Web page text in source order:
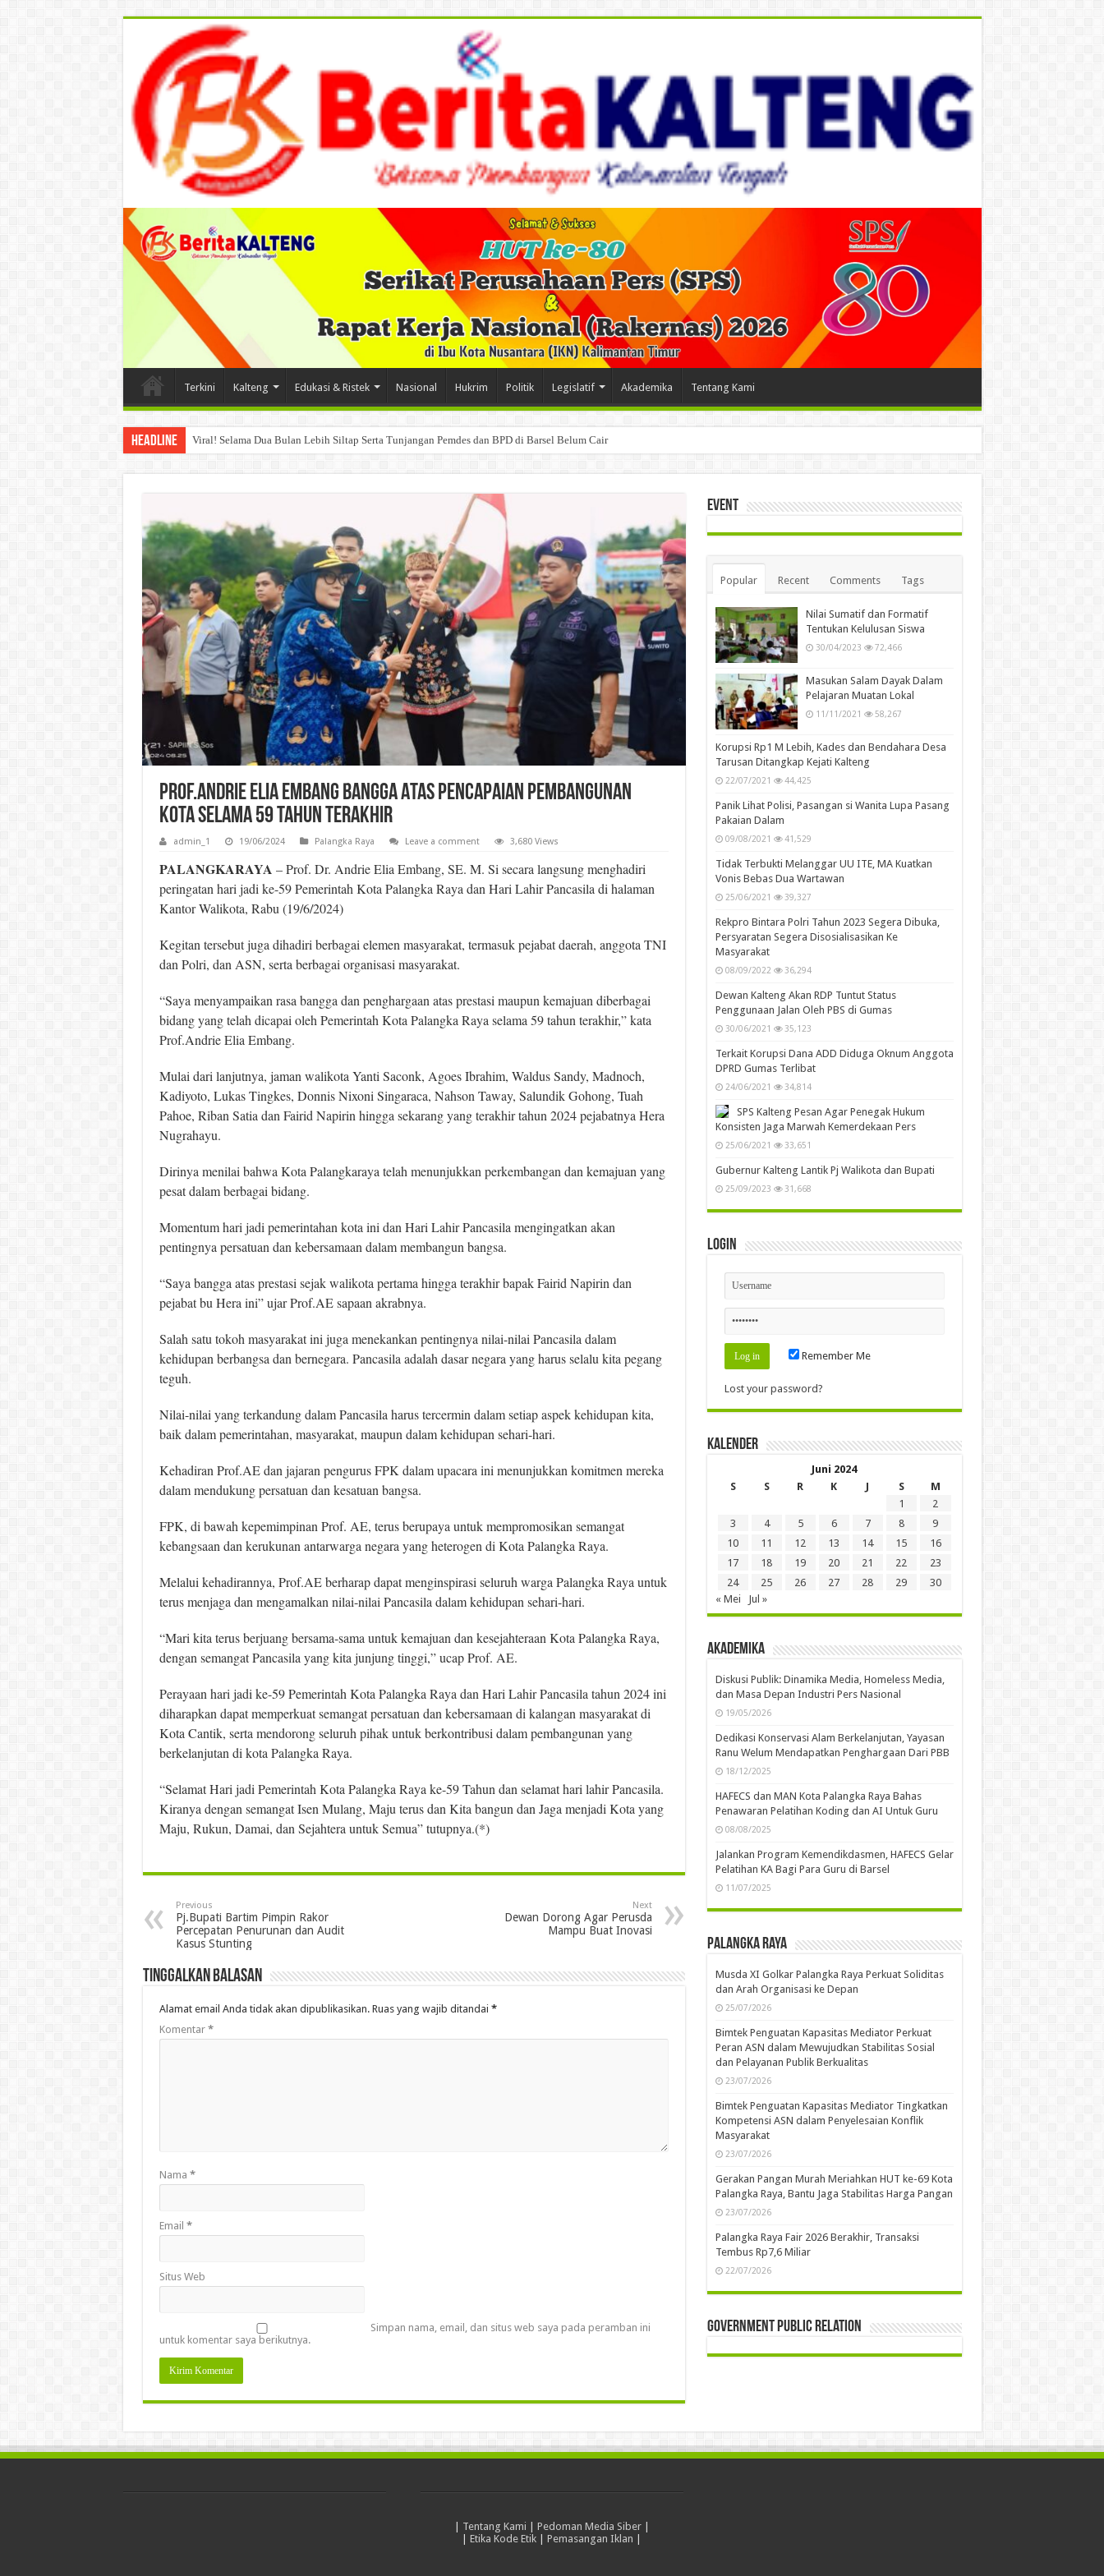
Terkini Kalteng Edukasi & Ristek Nasional Hukrim Politik Legislatif Akademika Tentang Kami
Headline Viral! Selama Dua Bulan Lebih Siltap Serta Tunjangan Pemdes dan BPD di Barsel Belum Cair
Prof.Andrie Elia Embang Bangga Atas Pencapaian Pembangunan
Kota Selama 59 Tahun Terakhir
admin_1 19/06/2024 Palangka Raya Leave a comment 3,680 Views
PALANGKARAYA – Prof. Dr. Andrie Elia Embang, SE. M. Si secara langsung menghadiri
peringatan hari jadi ke-59 Pemerintah Kota Palangka Raya dan Hari Lahir Pancasila di halaman
Kantor Walikota, Rabu (19/6/2024)
Kegitan tersebut juga dihadiri berbagai elemen masyarakat, termasuk pejabat daerah, anggota TNI
dan Polri, dan ASN, serta berbagai organisasi masyarakat.
“Saya menyampaikan rasa bangga dan penghargaan atas prestasi maupun kemajuan diberbagai
bidang yang telah dicapai oleh Pemerintah Kota Palangka Raya selama 59 tahun terakhir,” kata
Prof.Andrie Elia Embang.
Mulai dari lanjutnya, jaman walikota Yanti Saconk, Agoes Ibrahim, Waldus Sandy, Madnoch,
Kadiyoto, Lukas Tingkes, Donnis Nixoni Singaraca, Nahson Taway, Salundik Gohong, Tuah
Pahoe, Riban Satia dan Fairid Napirin hingga sekarang yang terakhir tahun 2024 pejabatnya Hera
Nugrahayu.
Dirinya menilai bahwa Kota Palangkaraya telah menunjukkan perkembangan dan kemajuan yang
pesat dalam berbagai bidang.
Momentum hari jadi pemerintahan kota ini dan Hari Lahir Pancasila mengingatkan akan
pentingnya persatuan dan kebersamaan dalam membangun bangsa.
“Saya bangga atas prestasi sejak walikota pertama hingga terakhir bapak Fairid Napirin dan
pejabat bu Hera ini” ujar Prof.AE sapaan akrabnya.
Salah satu tokoh masyarakat ini juga menekankan pentingnya nilai-nilai Pancasila dalam
kehidupan berbangsa dan bernegara. Pancasila adalah dasar negara yang harus selalu kita pegang
teguh.
Nilai-nilai yang terkandung dalam Pancasila harus tercermin dalam setiap aspek kehidupan kita,
baik dalam pemerintahan, masyarakat, maupun dalam kehidupan sehari-hari.
Kehadiran Prof.AE dan jajaran pengurus FPK dalam upacara ini menunjukkan komitmen mereka
dalam mendukung persatuan dan kesatuan bangsa.
FPK, di bawah kepemimpinan Prof. AE, terus berupaya untuk mempromosikan semangat
kebangsaan dan kerukunan antarwarga negara yang heterogen di Kota Palangka Raya.
Melalui kehadirannya, Prof.AE berharap dapat menginspirasi seluruh warga Palangka Raya untuk
terus menjaga dan mengamalkan nilai-nilai Pancasila dalam kehidupan sehari-hari.
“Mari kita terus berjuang bersama-sama untuk kemajuan dan kesejahteraan Kota Palangka Raya,
dengan semangat Pancasila yang kita junjung tinggi,” ucap Prof. AE.
Perayaan hari jadi ke-59 Pemerintah Kota Palangka Raya dan Hari Lahir Pancasila tahun 2024 ini
diharapkan dapat memperkuat semangat persatuan dan kebersamaan di kalangan masyarakat di
Kota Cantik, serta mendorong seluruh pihak untuk berkontribusi dalam pembangunan yang
berkelanjutan di kota Palangka Raya.
“Selamat Hari jadi Pemerintah Kota Palangka Raya ke-59 Tahun dan selamat hari lahir Pancasila.
Kiranya dengan semangat Isen Mulang, Maju terus dan Kita bangun dan Jaga menjadi Kota yang
Maju, Rukun, Damai, dan Sejahtera untuk Semua” tutupnya.(*)
Previous
Pj.Bupati Bartim Pimpin Rakor
Percepatan Penurunan dan Audit
Kasus Stunting
Next
Dewan Dorong Agar Perusda
Mampu Buat Inovasi
Tinggalkan Balasan
Alamat email Anda tidak akan dipublikasikan. Ruas yang wajib ditandai *
Komentar *
Nama *
Email *
Situs Web
Simpan nama, email, dan situs web saya pada peramban ini
untuk komentar saya berikutnya.
Event
Popular Recent Comments Tags
Nilai Sumatif dan Formatif
Tentukan Kelulusan Siswa
30/04/2023 72,466
Masukan Salam Dayak Dalam
Pelajaran Muatan Lokal
11/11/2021 58,267
Korupsi Rp1 M Lebih, Kades dan Bendahara Desa
Tarusan Ditangkap Kejati Kalteng
22/07/2021 44,425
Panik Lihat Polisi, Pasangan si Wanita Lupa Pasang
Pakaian Dalam
09/08/2021 41,529
Tidak Terbukti Melanggar UU ITE, MA Kuatkan
Vonis Bebas Dua Wartawan
25/06/2021 39,327
Rekpro Bintara Polri Tahun 2023 Segera Dibuka,
Persyaratan Segera Disosialisasikan Ke
Masyarakat
08/09/2022 36,294
Dewan Kalteng Akan RDP Tuntut Status
Penggunaan Jalan Oleh PBS di Gumas
30/06/2021 35,123
Terkait Korupsi Dana ADD Diduga Oknum Anggota
DPRD Gumas Terlibat
24/06/2021 34,814
SPS Kalteng Pesan Agar Penegak Hukum
Konsisten Jaga Marwah Kemerdekaan Pers
25/06/2021 33,651
Gubernur Kalteng Lantik Pj Walikota dan Bupati
25/09/2023 31,668
Login
Remember Me
Lost your password?
Kalender
Juni 2024
S
S R K J S
M
1
2
3
4 5 6 7 8
9
10
11 12 13 14 15
16
17
18 19 20 21 22
23
24
25 26 27 28 29
30
« Mei
Jul »
Akademika
Diskusi Publik: Dinamika Media, Homeless Media,
dan Masa Depan Industri Pers Nasional
19/05/2026
Dedikasi Konservasi Alam Berkelanjutan, Yayasan
Ranu Welum Mendapatkan Penghargaan Dari PBB
18/12/2025
HAFECS dan MAN Kota Palangka Raya Bahas
Penawaran Pelatihan Koding dan AI Untuk Guru
08/08/2025
Jalankan Program Kemendikdasmen, HAFECS Gelar
Pelatihan KA Bagi Para Guru di Barsel
11/07/2025
Palangka Raya
Musda XI Golkar Palangka Raya Perkuat Soliditas
dan Arah Organisasi ke Depan
25/07/2026
Bimtek Penguatan Kapasitas Mediator Perkuat
Peran ASN dalam Mewujudkan Stabilitas Sosial
dan Pelayanan Publik Berkualitas
23/07/2026
Bimtek Penguatan Kapasitas Mediator Tingkatkan
Kompetensi ASN dalam Penyelesaian Konflik
Masyarakat
23/07/2026
Gerakan Pangan Murah Meriahkan HUT ke-69 Kota
Palangka Raya, Bantu Jaga Stabilitas Harga Pangan
23/07/2026
Palangka Raya Fair 2026 Berakhir, Transaksi
Tembus Rp7,6 Miliar
22/07/2026
Government Public Relation
| Tentang Kami | Pedoman Media Siber|
|Etika Kode Etik |Pemasangan Iklan |